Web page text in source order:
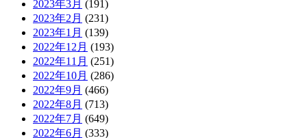
2023年3月 (191)
2023年2月 (231)
2023年1月 (139)
2022年12月 (193)
2022年11月 (251)
2022年10月 (286)
2022年9月 (466)
2022年8月 (713)
2022年7月 (649)
2022年6月 (333)